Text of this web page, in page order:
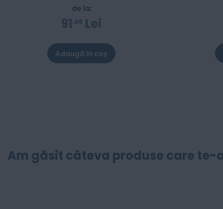
de la:
91 68 Lei
Adaugă în coș
Am găsit câteva produse care te-